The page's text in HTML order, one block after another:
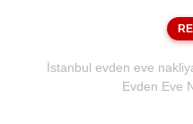
İstanbul evden eve
Evden Eve